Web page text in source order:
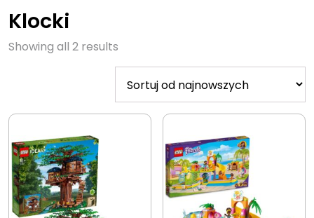
Klocki
Showing all 2 results
by
latest